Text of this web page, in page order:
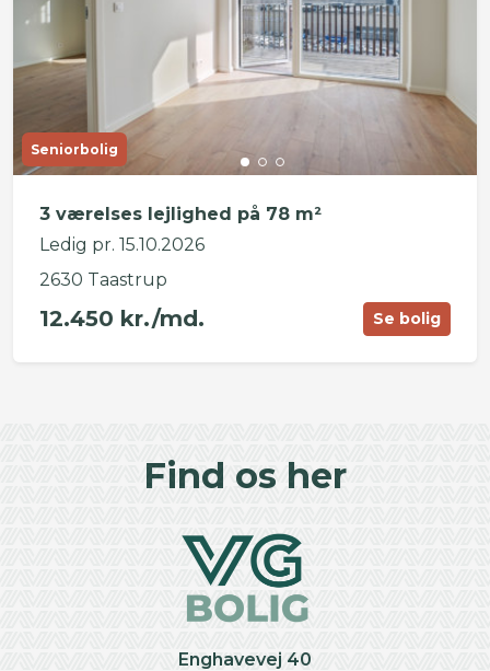
Seniorbolig
3 værelses lejlighed på 78 m²
Ledig pr. 15.10.2026
2630 Taastrup
12.450 kr./md. Se bolig
Find os her
Enghavevej 40